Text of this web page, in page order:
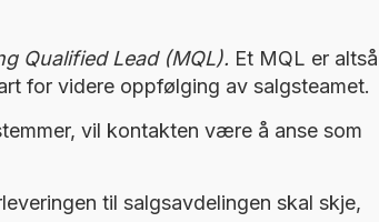
Qualified Lead (MQL). Et MQL er altså
for videre oppfølging av salgsteamet.
vil kontakten være å anse som
til salgsavdelingen skal skje,